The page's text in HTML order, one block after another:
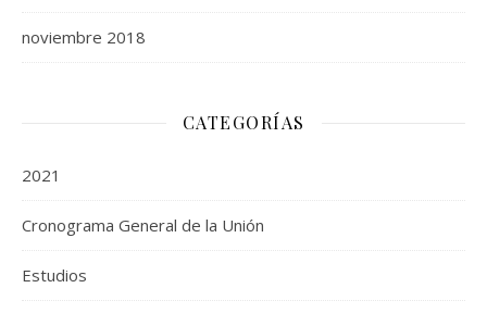
noviembre 2018
CATEGORÍAS
2021
Cronograma General de la Unión
Estudios